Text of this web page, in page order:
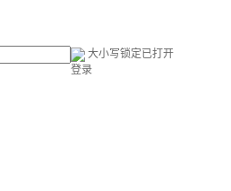
大小写锁定已打开
登录